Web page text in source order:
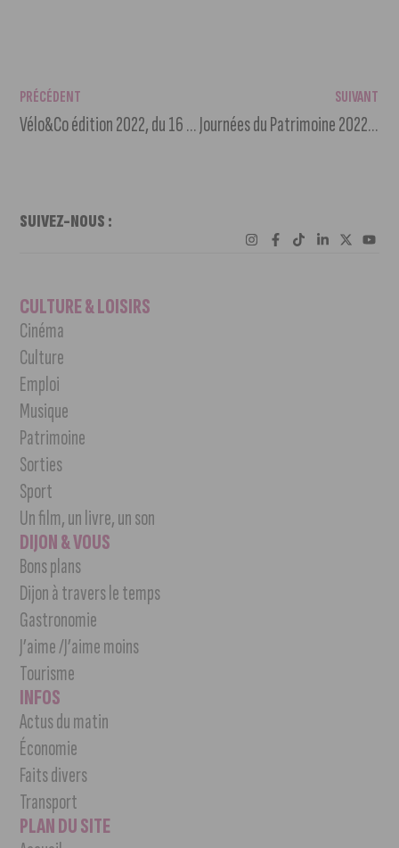
PRÉCÉDENT
Vélo&Co édition 2022, du 16 au 18 septembre
SUIVANT
Journées du Patrimoine 2022 : le musée Magnin
SUIVEZ-NOUS :
CULTURE & LOISIRS
Cinéma
Culture
Emploi
Musique
Patrimoine
Sorties
Sport
Un film, un livre, un son
DIJON & VOUS
Bons plans
Dijon à travers le temps
Gastronomie
J’aime /J’aime moins
Tourisme
INFOS
Actus du matin
Économie
Faits divers
Transport
PLAN DU SITE